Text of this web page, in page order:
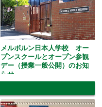
メルボルン日本人学校 オー
プンスクールとオープン参観
デー（授業一般公開）のお知
らせ